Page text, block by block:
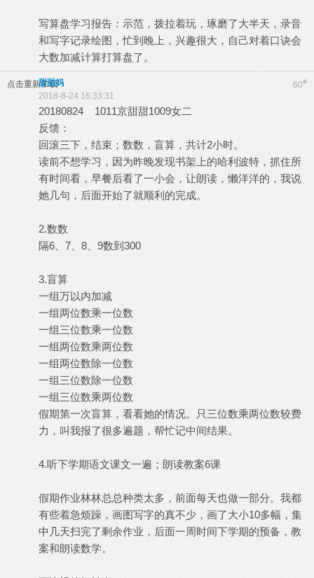
写算盘学习报告：示范，拨拉着玩，琢磨了大半天，录音
和写字记录绘图，忙到晚上，兴趣很大，自己对着口诀会
大数加减计算打算盘了。
点击重新加载 60#
甜甜妈
2018-8-24 16:33:31
20180824 1011京甜甜1009女二
反馈：
回滚三下，结束；数数，盲算，共计2小时。
读前不想学习，因为昨晚发现书架上的哈利波特，抓住所
有时间看，早餐后看了一小会，让朗读，懒洋洋的，我说
她几句，后面开始了就顺利的完成。
2.数数
隔6、7、8、9数到300
3.盲算
一组万以内加减
一组两位数乘一位数
一组三位数乘一位数
一组两位数乘两位数
一组两位数除一位数
一组三位数除一位数
一组三位数乘两位数
假期第一次盲算，看看她的情况。只三位数乘两位数较费
力，叫我报了很多遍题，帮忙记中间结果。
4.听下学期语文课文一遍；朗读教案6课
假期作业林林总总种类太多，前面每天也做一部分。我都
有些着急烦躁，画图写字的真不少，画了大小10多幅，集
中几天扫完了剩余作业，后面一周时间下学期的预备，教
案和朗读数学。